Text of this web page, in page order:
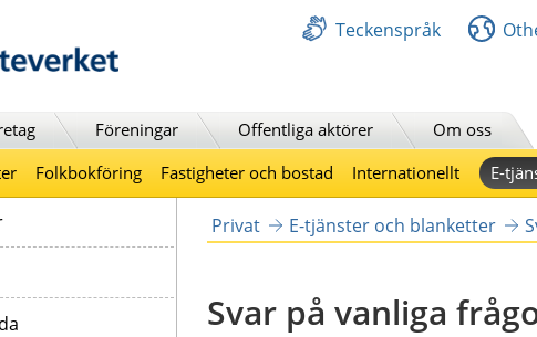
Teckenspråk
Föreningar Offentliga aktörer
Om oss
Folkbokföring Fastigheter och bostad Internationellt E-
Privat E-tjänster och blanketter
Svar på vanliga